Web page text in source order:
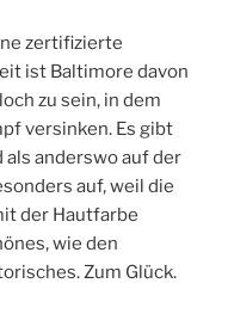
zertifizierte
ist Baltimore davon
zu sein, in dem
versinken. Es gibt
anderswo auf der
auf, weil die
der Hautfarbe
wie den
Zum Glück.